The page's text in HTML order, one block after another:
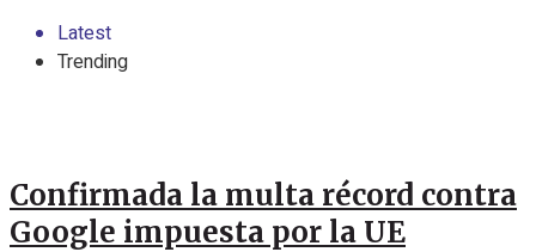
Latest
Trending
Confirmada la multa récord contra
Google impuesta por la UE